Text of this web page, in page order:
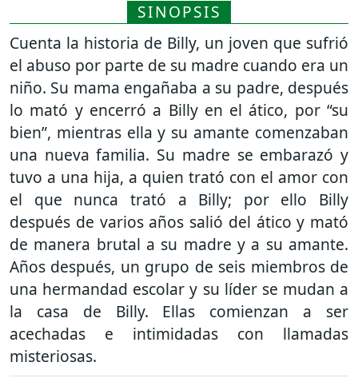
SINOPSIS
Cuenta la historia de Billy, un joven que sufrió
el abuso por parte de su madre cuando era un
niño. Su mama engañaba a su padre, después
lo mató y encerró a Billy en el ático, por “su
bien”, mientras ella y su amante comenzaban
una nueva familia. Su madre se embarazó y
tuvo a una hija, a quien trató con el amor con
el que nunca trató a Billy; por ello Billy
después de varios años salió del ático y mató
de manera brutal a su madre y a su amante.
Años después, un grupo de seis miembros de
una hermandad escolar y su líder se mudan a
la casa de Billy. Ellas comienzan a ser
acechadas e intimidadas con llamadas
misteriosas.